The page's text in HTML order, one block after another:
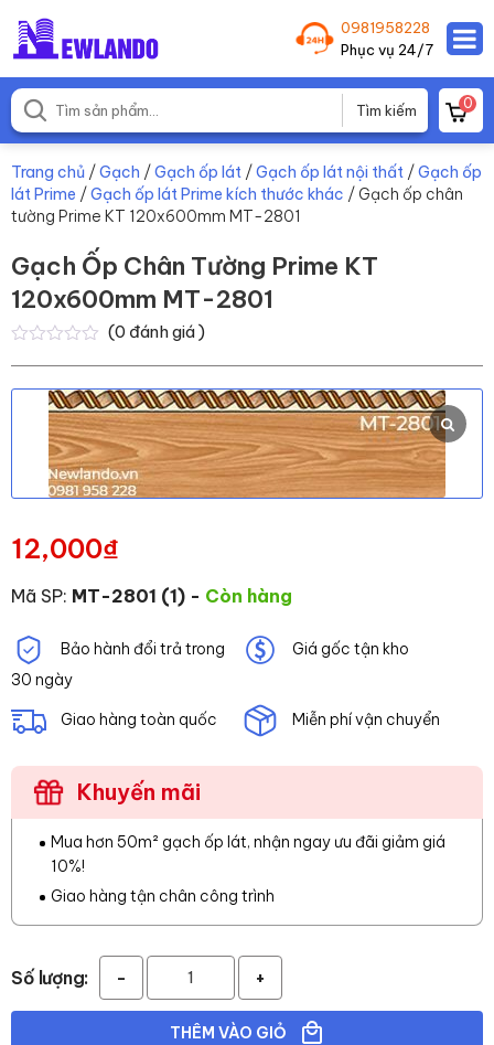
0981958228
Phục vụ 24/7
0
Trang chủ /Gạch /Gạch ốp lát /Gạch ốp lát nội thất /Gạch ốp
lát Prime /Gạch ốp lát Prime kích thước khác / Gạch ốp chân
tường Prime KT 120x600mm MT-2801
Gạch Ốp Chân Tường Prime KT
120x600mm MT-2801
5
(0 đánh giá )
12,000₫
Mã SP: MT-2801 (1) - Còn hàng
Bảo hành đổi trả trong
30 ngày
Giá gốc tận kho
Giao hàng toàn quốc Miễn phí vận chuyển
Khuyến mãi
Mua hơn 50m² gạch ốp lát, nhận ngay ưu đãi giảm giá
10%!
Giao hàng tận chân công trình
Số lượng: - +
THÊM VÀO GIỎ